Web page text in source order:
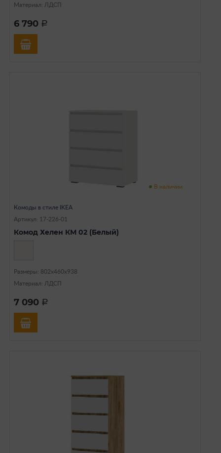
Материал: ЛДСП
6 790 a
В наличии
Комоды в стиле IKEA
Артикул: 17-226-01
Комод Хелен КМ 02 (Белый)
Размеры: 802х460х938
Материал: ЛДСП
7 090 a